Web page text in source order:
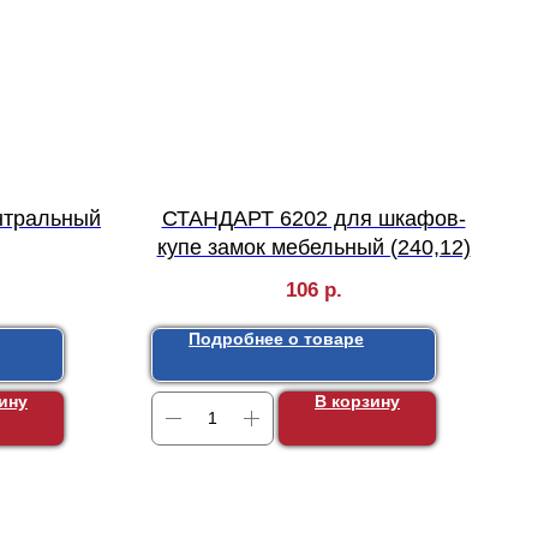
СТАНДАРТ 6202 для шкафов-
купе замок мебельный (240,12)
106 р.
Подробнее о товаре
В корзину